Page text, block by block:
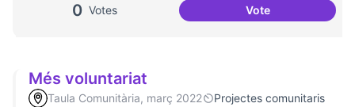
0 Votes VoteProjecte Xarxa
Més voluntariat
Taula Comunitària, març 2022
Projectes comunitaris